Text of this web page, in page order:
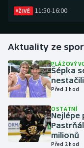
Golf
Gymnastika
Házená
Jezdectví
Judo
Krasobruslení
ŽIVĚ 11:50-16:00
Aktuality ze
PLÁŽOVÝ
Šépka
Před 1 hod
OSTATNÍ
Nejlépe
milionů
Před 2 hod